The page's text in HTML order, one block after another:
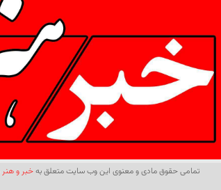
تمامی حقوق مادی و معنوی این وب سایت متعلق بهخبر و هنر